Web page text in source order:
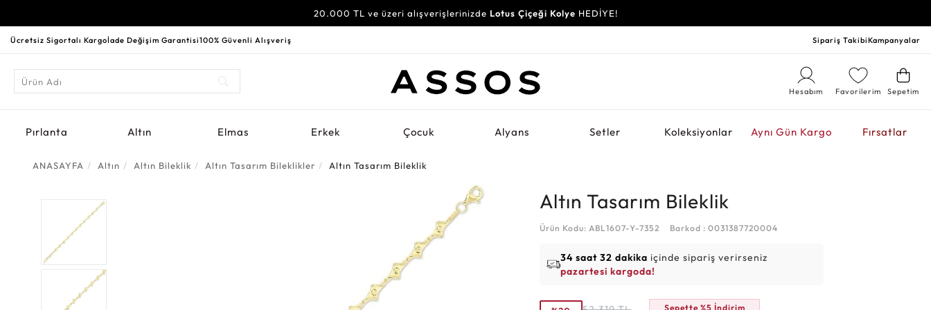
20.000 TL ve üzeri alışverişlerinizde Lotus Çiçeği Kolye HEDİYE!
Ücretsiz Sigortalı Kargoİade Değişim Garantisi100% Güvenli Alışveriş Sipariş TakibiKampanyalar
Sepetim
Favorilerim
Hesabım
Pırlanta Altın Elmas Erkek Çocuk Alyans Setler Koleksiyonlar Aynı Gün Kargo Fırsatlar
ANASAYFA Altın Altın Bileklik Altın Tasarım Bileklikler Altın Tasarım Bileklik
Altın Tasarım Bileklik
Ürün Kodu: ABL1607-Y-7352 Barkod : 0031387720004
34 saat 32 dakika içinde sipariş verirseniz
pazartesi kargoda!
Sepette %5 İndirim